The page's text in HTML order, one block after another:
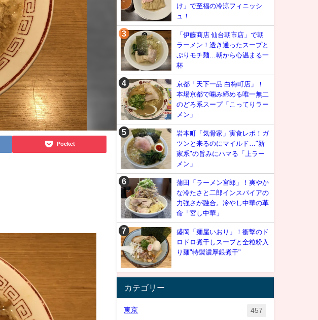
Pocket
け」で至福の冷涼フィニッシ
ュ！
「伊藤商店 仙台朝市店」で朝
ラーメン！透き通ったスープと
ぷりモチ麺…朝から心温まる一
杯
京都「天下一品 白梅町店」！
本場京都で噛み締める唯一無二
のどろ系スープ「こってりラー
メン」
岩本町「気骨家」実食レポ！ガ
ツンと来るのにマイルド…"新
家系"の旨みにハマる「上ラー
メン」
蒲田「ラーメン宮郎」！爽やか
な冷たさと二郎インスパイアの
力強さが融合。冷やし中華の革
命「宮し中華」
盛岡「麺屋いおり」！衝撃のド
ロドロ煮干しスープと全粒粉入
り麺"特製濃厚銀煮干"
カテゴリー
東京 457